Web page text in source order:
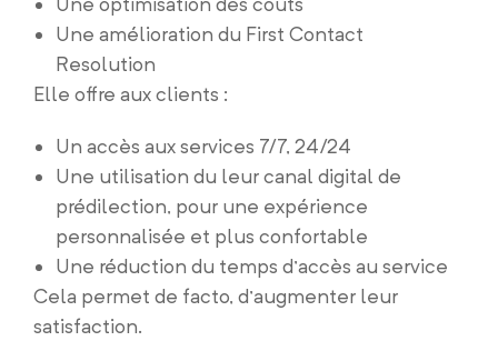
Une amélioration du First Contact
Resolution
Elle offre aux clients :
Un accès aux services 7/7, 24/24
Une utilisation du leur canal digital de
prédilection, pour une expérience
personnalisée et plus confortable
Une réduction du temps d’accès au service
Cela permet de facto, d’augmenter leur
satisfaction.